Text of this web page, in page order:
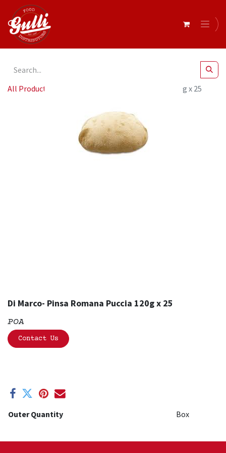
All Products Di Marco- Pinsa Romana Puccia 120g x 25
Di Marco- Pinsa Romana Puccia 120g x 25
POA
Contact Us
Outer Quantity Box